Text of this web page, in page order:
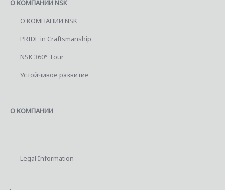
О КОМПАНИИ NSK
О КОМПАНИИ NSK
PRIDE in Craftsmanship
NSK 360° Tour
Устойчивое развитие
О КОМПАНИИ
Legal Information